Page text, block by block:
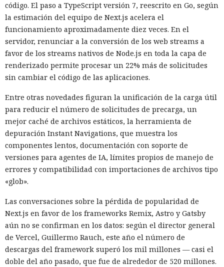
sus predecesoras.
Las sanciones y restricciones contra las empresas
tecnológicas chinas por parte de las autoridades
estadounidenses hace tiempo que son noticia habitual —
inverso. La Administración del Ciberespacio de China
anunció el inicio de una revisión de los productos de la
estadounidense Palo Alto Networks que se venden en el
territorio del país, citando riesgos para la infraestructura
informática crítica y la seguridad nacional.
código. El paso a TypeScript versión 7, reescrito en Go, según
la estimación del equipo de Next.js acelera el
funcionamiento aproximadamente diez veces. En el
servidor, renunciar a la conversión de los web streams a
favor de los streams nativos de Node.js en toda la capa de
renderizado permite procesar un 22% más de solicitudes
sin cambiar el código de las aplicaciones.
Entre otras novedades figuran la unificación de la carga útil
para reducir el número de solicitudes de precarga, un
mejor caché de archivos estáticos, la herramienta de
depuración Instant Navigations, que muestra los
componentes lentos, documentación con soporte de
versiones para agentes de IA, límites propios de manejo de
errores y compatibilidad con importaciones de archivos tipo
«glob».
Las conversaciones sobre la pérdida de popularidad de
Next.js en favor de los frameworks Remix, Astro y Gatsby
aún no se confirman en los datos: según el director general
de Vercel, Guillermo Rauch, este año el número de
descargas del framework superó los mil millones — casi el
doble del año pasado, que fue de alrededor de 520 millones.